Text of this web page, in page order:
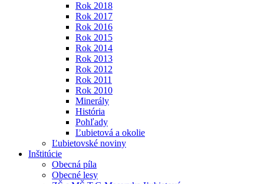
Rok 2018
Rok 2017
Rok 2016
Rok 2015
Rok 2014
Rok 2013
Rok 2012
Rok 2011
Rok 2010
Minerály
História
Pohľady
Ľubietová a okolie
Ľubietovské noviny
Inštitúcie
Obecná píla
Obecné lesy